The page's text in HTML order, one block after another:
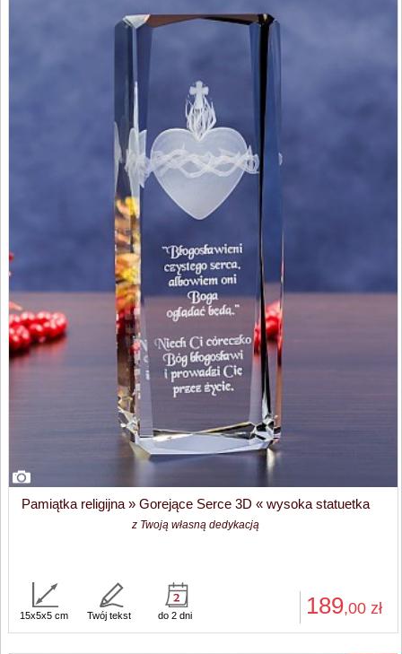
Pamiątka religijna » Gorejące Serce 3D « wysoka statuetka
z Twoją własną dedykacją
189,00 zł
15x5x5 cm Twój tekst do 2 dni